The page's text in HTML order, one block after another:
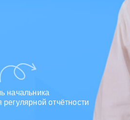
начальника
отчётности